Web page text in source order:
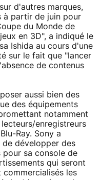
d'autres marques,
à partir de juin pour
du Monde de
en 3D", a indiqué le
Ishida au cours d'une
sur le fait que "lancer
de contenus
aussi bien des
des équipements
notamment
enregistreurs
Ray. Sony a
développer des
pour sa console de
qui seront
commercialisés les